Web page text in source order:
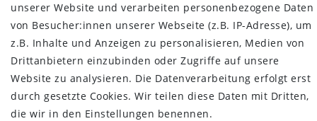
MYPOPUPCLUB
Über uns
Retoure
Versand- und Zahlungsbedingungen
NEWSLETTER
unserer Website und verarbeiten personenbezogene Daten
von Besucher:innen unserer Webseite (z.B. IP-Adresse), um
z.B. Inhalte und Anzeigen zu personalisieren, Medien von
Drittanbietern einzubinden oder Zugriffe auf unsere
Website zu analysieren. Die Datenverarbeitung erfolgt erst
durch gesetzte Cookies. Wir teilen diese Daten mit Dritten,
die wir in den Einstellungen benennen.